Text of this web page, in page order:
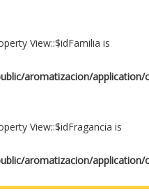
View::$idFamilia is
aromatizacion/application/
View::$idFragancia is
aromatizacion/application/